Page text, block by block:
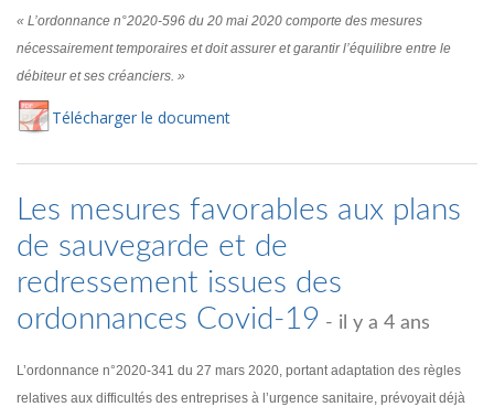
« L’ordonnance n°2020-596 du 20 mai 2020 comporte des mesures
nécessairement temporaires et doit assurer et garantir l’équilibre entre le
débiteur et ses créanciers. »
Télécharger le document
Les mesures favorables aux plans
de sauvegarde et de
redressement issues des
ordonnances Covid-19 - il y a 4 ans
L’ordonnance n°2020-341 du 27 mars 2020, portant adaptation des règles
relatives aux difficultés des entreprises à l’urgence sanitaire, prévoyait déjà